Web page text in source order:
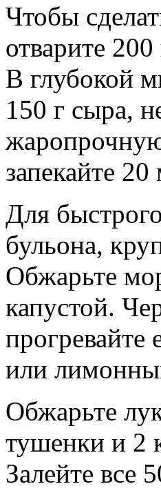
Чтобы
отварите
В глубокой
150 г сыра,
запекайте
Для
бульона,
Обжарьте
капустой.
прогревайте
или
Обжарьте
тушенки и 2
Залейте все